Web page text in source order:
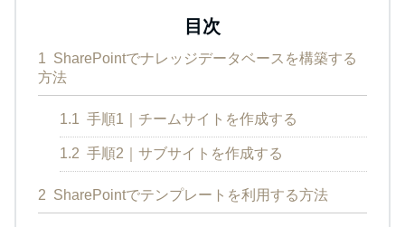
目次
1 SharePointでナレッジデータベースを構築する
方法
1.1 手順1｜チームサイトを作成する
1.2 手順2｜サブサイトを作成する
2 SharePointでテンプレートを利用する方法